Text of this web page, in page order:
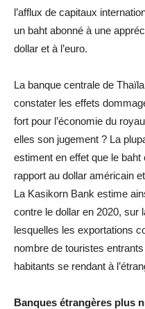
l’afflux de capitaux
un baht abonné à une
dollar et à l’euro.
La banque centrale de
constater les effets
fort pour l’économie du
elles son jugement ? La
estiment en effet que le baht
rapport au dollar américain
La Kasikorn Bank estime
contre le dollar en 2020, sur
lesquelles les exportations
nombre de touristes
habitants se rendant à
Banques étrangères plus